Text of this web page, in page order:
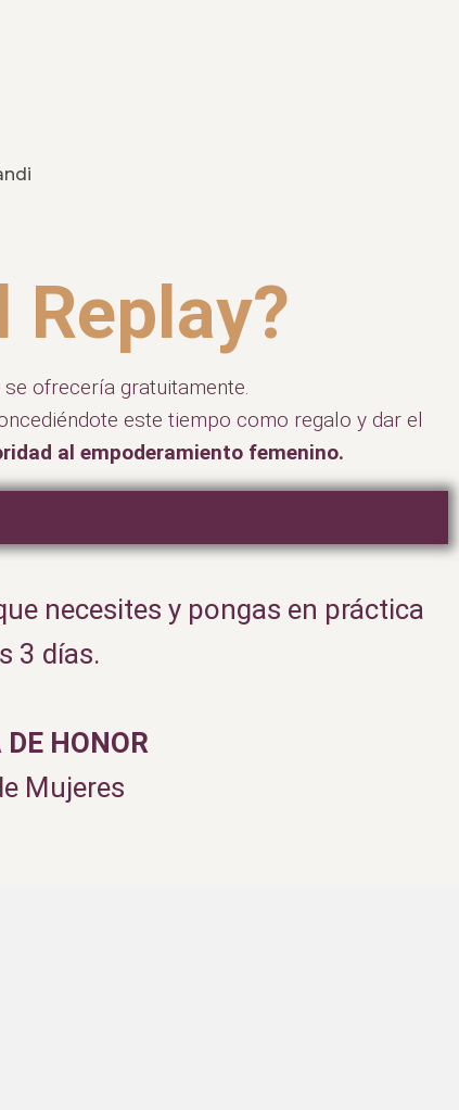
Replay?
ofrecería gratuitamente.
este tiempo como regalo y dar el
al empoderamiento femenino.
necesites y pongas en práctica
3 días.
HONOR
Mujeres